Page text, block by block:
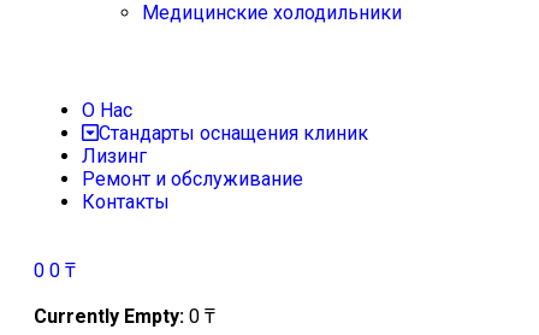
Медицинские холодильники
О Нас
Стандарты оснащения клиник
Лизинг
Ремонт и обслуживание
Контакты
0 0 ₸
Currently Empty: 0 ₸